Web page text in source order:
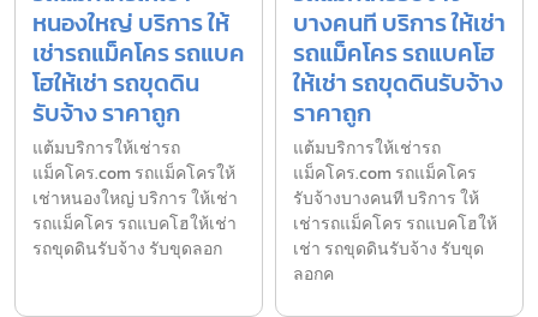
หนองใหญ่ บริการ ให้
เช่ารถแม็คโคร รถแบค
โฮให้เช่า รถขุดดิน
รับจ้าง ราคาถูก
แต้มบริการให้เช่ารถ
แม็คโคร.com รถแม็คโครให้
เช่าหนองใหญ่ บริการ ให้เช่า
รถแม็คโคร รถแบคโฮให้เช่า
รถขุดดินรับจ้าง รับขุดลอก
บางคนที บริการ ให้เช่า
รถแม็คโคร รถแบคโฮ
ให้เช่า รถขุดดินรับจ้าง
ราคาถูก
แต้มบริการให้เช่ารถ
แม็คโคร.com รถแม็คโคร
รับจ้างบางคนที บริการ ให้
เช่ารถแม็คโคร รถแบคโฮให้
เช่า รถขุดดินรับจ้าง รับขุด
ลอกค